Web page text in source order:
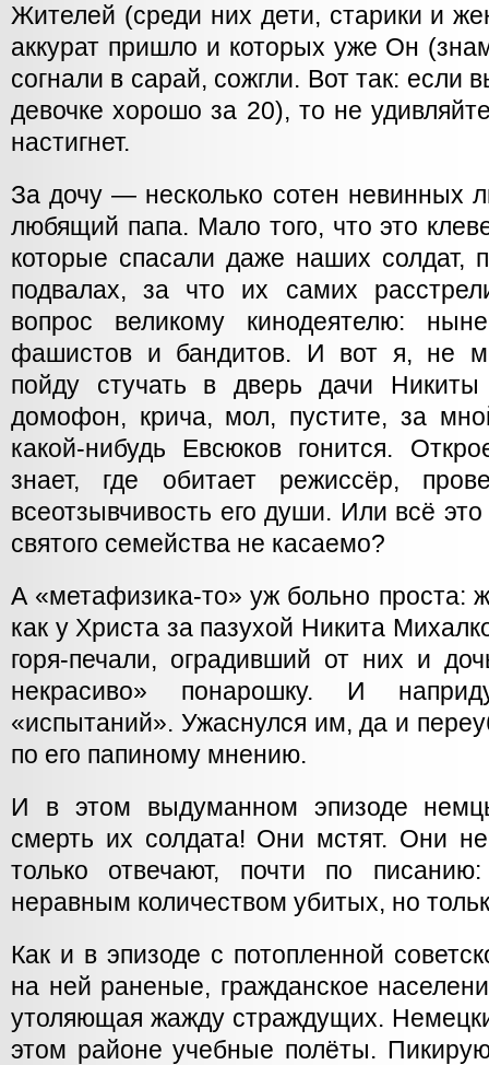
Жителей (среди них дети, старики и
аккурат пришло и которых уже Он
согнали в сарай, сожгли. Вот так: если
девочке хорошо за 20), то не
настигнет.
За дочу — несколько сотен невинных
любящий папа. Мало того, что это
которые спасали даже наших солдат,
подвалах, за что их самих
вопрос великому кинодеятелю:
фашистов и бандитов. И вот я, не
пойду стучать в дверь дачи
домофон, крича, мол, пустите, за
какой-нибудь Евсюков гонится.
знает, где обитает режиссёр,
всеотзывчивость его души. Или всё
святого семейства не касаемо?
А «метафизика-то» уж больно проста:
как у Христа за пазухой Никита
горя-печали, оградивший от них и
некрасиво» понарошку. И
«испытаний». Ужаснулся им, да и
по его папиному мнению.
И в этом выдуманном эпизоде
смерть их солдата! Они мстят. Они
только отвечают, почти по
неравным количеством убитых, но
Как и в эпизоде с потопленной
на ней раненые, гражданское
утоляющая жажду страждущих.
этом районе учебные полёты.